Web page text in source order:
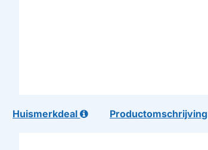
Huismerkdeal Productomschrijving